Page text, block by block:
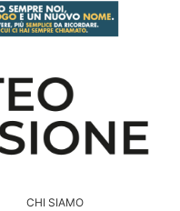
CHI SIAMO